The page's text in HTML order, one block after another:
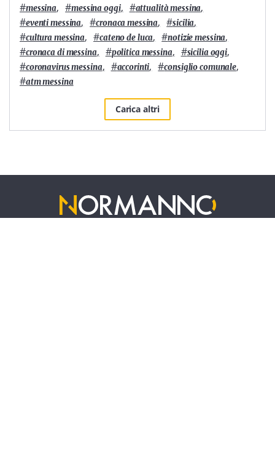
#messina, #messina oggi, #attualità messina,
#eventi messina, #cronaca messina, #sicilia,
#cultura messina, #cateno de luca, #notizie messina,
#cronaca di messina, #politica messina, #sicilia oggi,
#coronavirus messina, #accorinti, #consiglio comunale,
#atm messina
Carica altri